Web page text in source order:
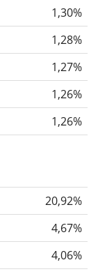
1,30%
1,28%
1,27%
1,26%
1,26%
20,92%
4,67%
4,06%